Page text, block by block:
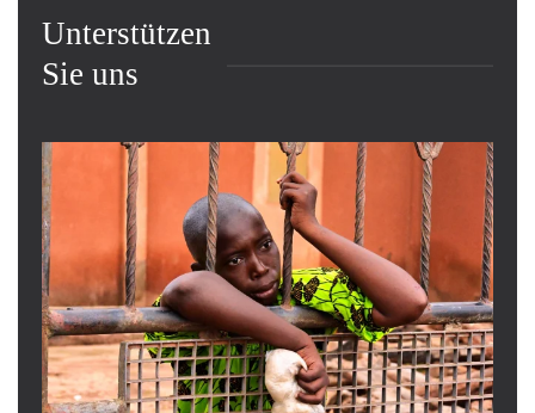
Unterstützen
Sie uns